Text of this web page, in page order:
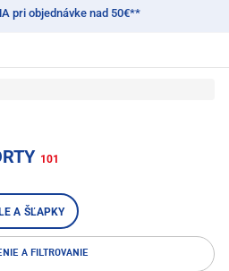
pri objednávke nad 50€**
101
A ŠĽAPKY
A FILTROVANIE